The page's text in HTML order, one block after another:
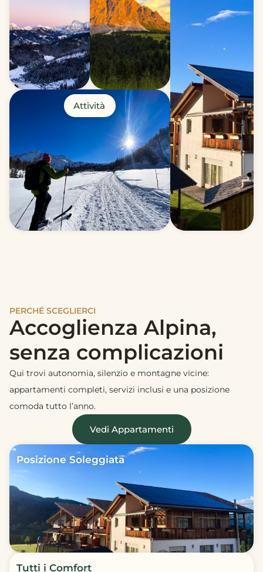
Attività
PERCHÉ SCEGLIERCI
Accoglienza Alpina,
senza complicazioni
Qui trovi autonomia, silenzio e montagne vicine:
appartamenti completi, servizi inclusi e una posizione
comoda tutto l’anno.
Vedi Appartamenti
Posizione Soleggiata
Tutti i Comfort